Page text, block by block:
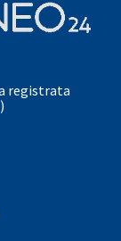
registrata